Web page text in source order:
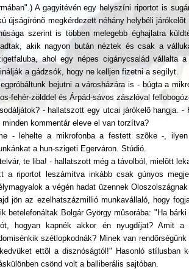
A gagyitévén egy helyszíni riportot is
újságírónõ megkérdezett néhány helybéli
szerint is többen melegebb éghajlatra
akik nagyon bután néztek és csak a
ahol egy népes cigánycsalád vállalta
a gádzsók, hogy ne kelljen fizetni a segílyt.
bejutni a városházára is - búgta a
fehér-zölddel és Árpád-sávos zászlóval
- hallatszott egy utcai járókelõ hangja.
minden kommentár eleve el van torzítva?
- lehelte a mikrofonba a festett szõke -,
a hun-szigeti Egerváron. Stúdió.
te liba! - hallatszott még a távolból, mielõtt
a riportot leszámítva inkább csak gúnyos
a végén hadat üzennek
jön az ezelhatszázmillió munkavállaló, hogy
betelefonáltak Bolgár György mûsorába: "Ha
hogyan kapnék akkor én nyugdíjat? Amit a
szétlopkodnák? Minek van
ettõl a disznóságtól!" Hasonló stílusban
csönd volt a balliberális sajtóban.